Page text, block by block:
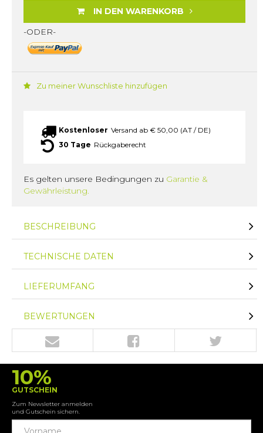
IN DEN WARENKORB
-ODER-
Zu meiner Wunschliste hinzufügen
Kostenloser Versand ab € 50,00 (AT / DE)
30 Tage Rückgaberecht
Es gelten unsere Bedingungen zu Garantie &
Gewährleistung.
BESCHREIBUNG
TECHNISCHE DATEN
LIEFERUMFANG
BEWERTUNGEN
10%
GUTSCHEIN
Zum Newsletter anmelden
und Gutschein sichern.